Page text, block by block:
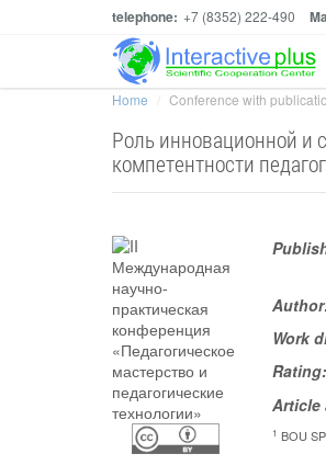
telephone: +7 (8352) 222-490
Home Conference with
Роль инновационной и
компетентности
Work
Rating:
Article
1 BOU